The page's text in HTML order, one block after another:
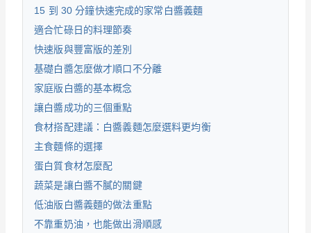
15 到 30 分鐘快速完成的家常白醬義麵
適合忙碌日的料理節奏
快速版與豐富版的差別
基礎白醬怎麼做才順口不分離
家庭版白醬的基本概念
讓白醬成功的三個重點
食材搭配建議：白醬義麵怎麼選料更均衡
主食麵條的選擇
蛋白質食材怎麼配
蔬菜是讓白醬不膩的關鍵
低油版白醬義麵的做法重點
不靠重奶油，也能做出滑順感